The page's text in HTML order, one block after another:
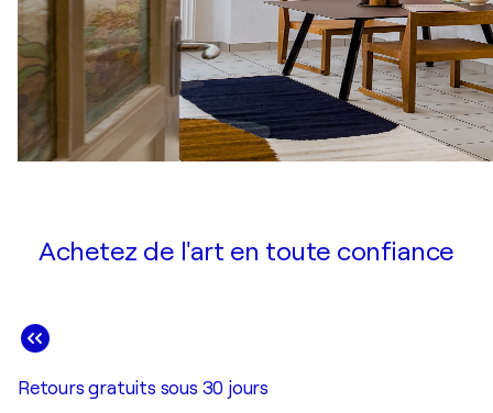
Achetez de l'art en toute confiance
Retours gratuits sous 30 jours